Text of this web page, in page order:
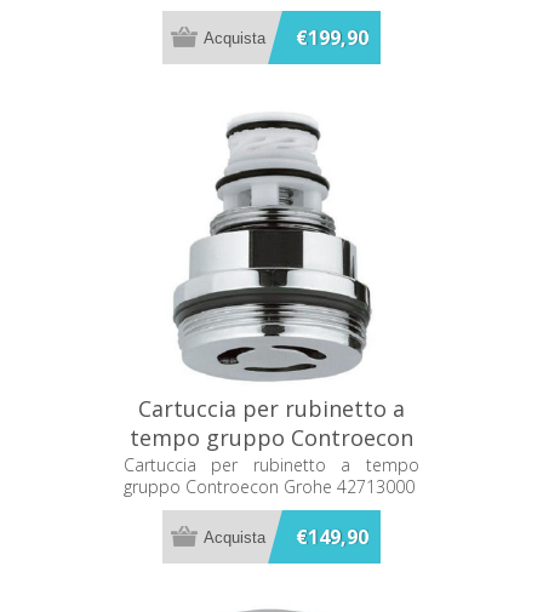
€199,90
Cartuccia per rubinetto a
tempo gruppo Controecon
Grohe 42713000
Cartuccia per rubinetto a tempo
gruppo Controecon Grohe 42713000
€149,90